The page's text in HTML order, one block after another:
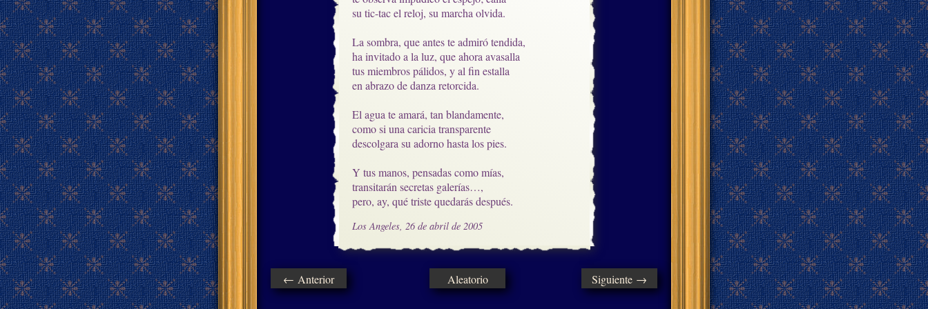
su tic-tac el reloj, su marcha olvida.
La sombra, que antes te admiró tendida,
ha invitado a la luz, que ahora avasalla
tus miembros pálidos, y al fin estalla
en abrazo de danza retorcida.
El agua te amará, tan blandamente,
como si una caricia transparente
descolgara su adorno hasta los pies.
Y tus manos, pensadas como mías,
transitarán secretas galerías…,
pero, ay, qué triste quedarás después.
Los Angeles, 26 de abril de 2005
← Anterior Aleatorio Siguiente →